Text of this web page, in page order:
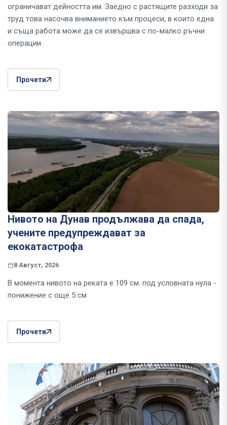
ограничават дейността им. Заедно с растящите разходи за
труд това насочва вниманието към процеси, в които една
и съща работа може да се извършва с по-малко ръчни
операции.
Прочети
Нивото на Дунав продължава да спада,
учените предупреждават за
екокатастрофа
8 Август, 2026
В момента нивото на реката е 109 см. под условната нула -
понижение с още 5 см
Прочети